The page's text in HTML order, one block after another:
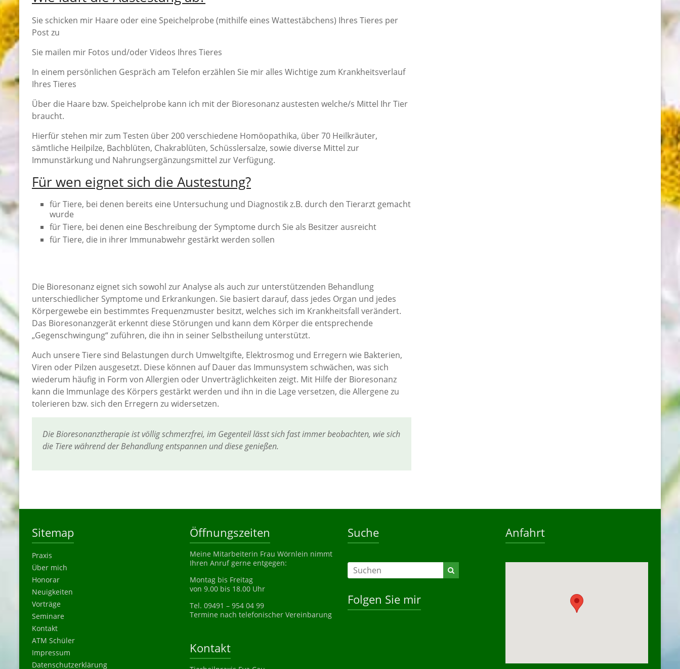
Sie schicken mir Haare oder eine Speichelprobe (mithilfe eines Wattestäbchens) Ihres Tieres per
Post zu
Sie mailen mir Fotos und/oder Videos Ihres Tieres
In einem persönlichen Gespräch am Telefon erzählen Sie mir alles Wichtige zum Krankheitsverlauf
Ihres Tieres
Über die Haare bzw. Speichelprobe kann ich mit der Bioresonanz austesten welche/s Mittel Ihr Tier
braucht.
Hierfür stehen mir zum Testen über 200 verschiedene Homöopathika, über 70 Heilkräuter,
sämtliche Heilpilze, Bachblüten, Chakrablüten, Schüsslersalze, sowie diverse Mittel zur
Immunstärkung und Nahrungsergänzungsmittel zur Verfügung.
Für wen eignet sich die Austestung?
für Tiere, bei denen bereits eine Untersuchung und Diagnostik z.B. durch den Tierarzt gemacht
wurde
für Tiere, bei denen eine Beschreibung der Symptome durch Sie als Besitzer ausreicht
für Tiere, die in ihrer Immunabwehr gestärkt werden sollen
Die Bioresonanz eignet sich sowohl zur Analyse als auch zur unterstützenden Behandlung
unterschiedlicher Symptome und Erkrankungen. Sie basiert darauf, dass jedes Organ und jedes
Körpergewebe ein bestimmtes Frequenzmuster besitzt, welches sich im Krankheitsfall verändert.
Das Bioresonanzgerät erkennt diese Störungen und kann dem Körper die entsprechende
„Gegenschwingung“ zuführen, die ihn in seiner Selbstheilung unterstützt.
Auch unsere Tiere sind Belastungen durch Umweltgifte, Elektrosmog und Erregern wie Bakterien,
Viren oder Pilzen ausgesetzt. Diese können auf Dauer das Immunsystem schwächen, was sich
wiederum häufig in Form von Allergien oder Unverträglichkeiten zeigt. Mit Hilfe der Bioresonanz
kann die Immunlage des Körpers gestärkt werden und ihn in die Lage versetzen, die Allergene zu
tolerieren bzw. sich den Erregern zu widersetzen.
Die Bioresonanztherapie ist völlig schmerzfrei, im Gegenteil lässt sich fast immer beobachten, wie sich
die Tiere während der Behandlung entspannen und diese genießen.
Sitemap
Praxis
Über mich
Honorar
Neuigkeiten
Vorträge
Seminare
Kontakt
ATM Schüler
Impressum
Datenschutzerklärung
Öffnungszeiten
Meine Mitarbeiterin Frau Wörnlein nimmt
Ihren Anruf gerne entgegen:
Montag bis Freitag
von 9.00 bis 18.00 Uhr
Tel. 09491 – 954 04 99
Termine nach telefonischer Vereinbarung
Kontakt
Suche
Folgen Sie mir
Anfahrt